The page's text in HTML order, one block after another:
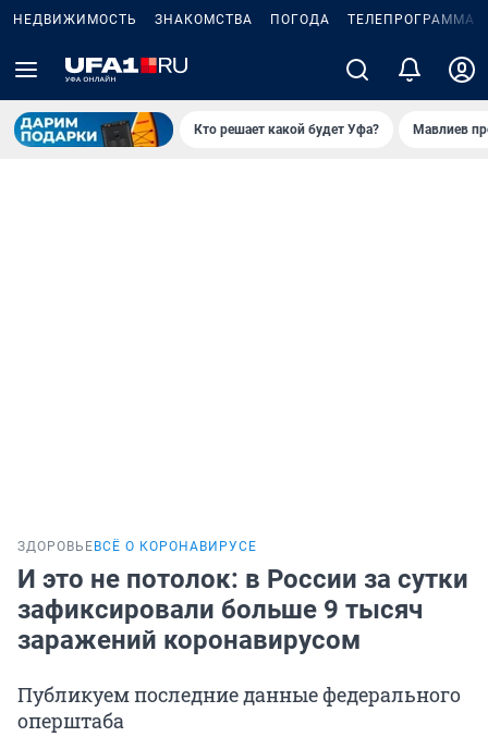
НЕДВИЖИМОСТЬ ЗНАКОМСТВА ПОГОДА ТЕЛЕПРОГРАММА
Кто решает какой будет Уфа? Мавлиев
ЗДОРОВЬЕ ВСЁ О КОРОНАВИРУСЕ
И это не потолок: в России за сутки
зафиксировали больше 9 тысяч
заражений коронавирусом
Публикуем последние данные федерального
оперштаба